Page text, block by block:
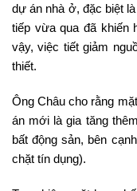
dự án nhà ở, đặc biệt
tiếp vừa qua đã khiến
vậy, việc tiết giảm
thiết.
Ông Châu cho rằng
án mới là gia tăng
bất động sản, bên
chặt tín dụng).